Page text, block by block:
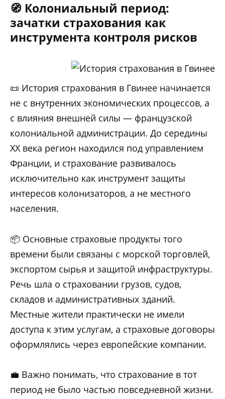
🧭 Колониальный период:
зачатки страхования как
инструмента контроля рисков
📜 История страхования в Гвинее начинается
не с внутренних экономических процессов, а
с влияния внешней силы — французской
колониальной администрации. До середины
XX века регион находился под управлением
Франции, и страхование развивалось
исключительно как инструмент защиты
интересов колонизаторов, а не местного
населения.
📦 Основные страховые продукты того
времени были связаны с морской торговлей,
экспортом сырья и защитой инфраструктуры.
Речь шла о страховании грузов, судов,
складов и административных зданий.
Местные жители практически не имели
доступа к этим услугам, а страховые договоры
оформлялись через европейские компании.
💼 Важно понимать, что страхование в тот
период не было частью повседневной жизни.